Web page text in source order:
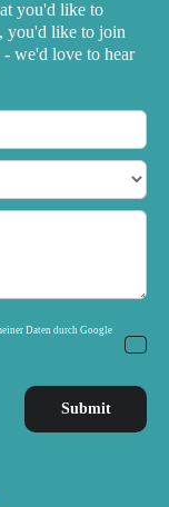
you'd like to
you'd like to join
- we'd love to hear
Daten durch Google